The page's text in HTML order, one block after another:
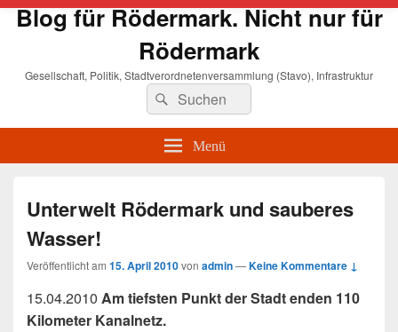
Blog für Rödermark. Nicht nur für
Rödermark
Gesellschaft, Politik, Stadtverordnetenversammlung (Stavo), Infrastruktur
Suchen
nach:
Suchen
Menü
Unterwelt Rödermark und sauberes
Wasser!
Veröffentlicht am 15. April 2010von admin—Keine Kommentare ↓
15.04.2010 Am tiefsten Punkt der Stadt enden 110
Kilometer Kanalnetz.